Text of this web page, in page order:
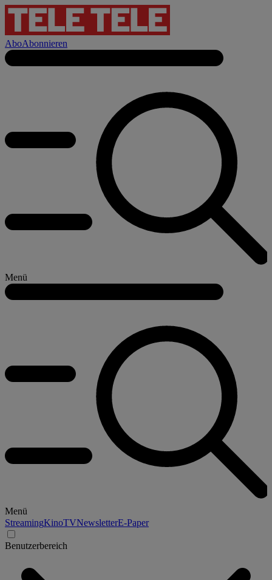
AboAbonnieren
Menü
Menü
StreamingKinoTVNewsletterE-Paper
Benutzerbereich